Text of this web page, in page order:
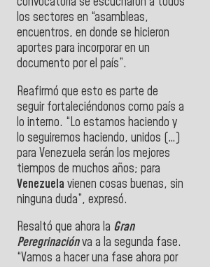
los sectores en “asambleas,
encuentros, en donde se hicieron
aportes para incorporar en un
documento por el país”.
Reafirmó que esto es parte de
seguir fortaleciéndonos como país a
lo interno. “Lo estamos haciendo y
lo seguiremos haciendo, unidos (…)
para Venezuela serán los mejores
tiempos de muchos años; para
Venezuela vienen cosas buenas, sin
ninguna duda”, expresó.
Resaltó que ahora la Gran
Peregrinaciónva a la segunda fase.
“Vamos a hacer una fase ahora por